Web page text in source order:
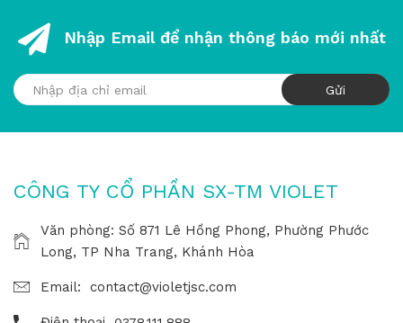
Nhập Email để nhận thông báo mới nhất
CÔNG TY CỔ PHẦN SX-TM VIOLET
Văn phòng: Số 871 Lê Hồng Phong, Phường Phước
Long, TP Nha Trang, Khánh Hòa
Email: contact@violetjsc.com